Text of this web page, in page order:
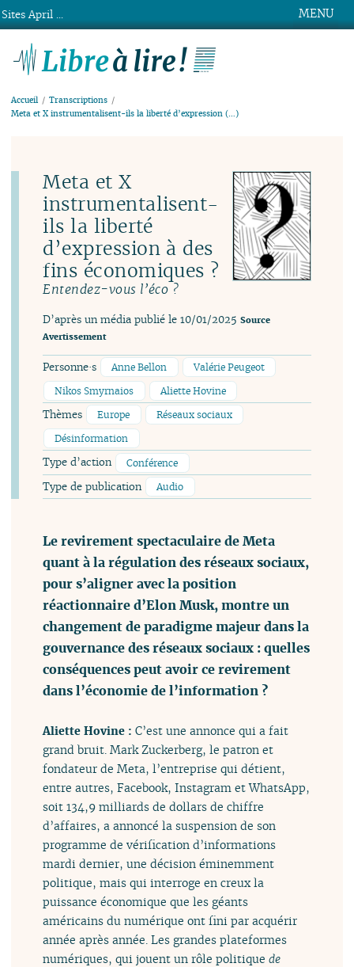
MENU
Accueil
Transcriptions
Meta et X instrumentalisent-ils la liberté d’expression (…)
Meta et X
instrumentalisent-
ils la liberté
d’expression à des
fins économiques ?
Entendez-vous l’éco ?
D’après un média publié le 10/01/2025 Source
Avertissement
Personne·s Anne Bellon
Valérie Peugeot
Nikos Smyrnaios
Aliette Hovine
Thèmes Europe
Réseaux sociaux
Désinformation
Type d’action Conférence
Type de publication Audio
Le revirement spectaculaire de Meta
quant à la régulation des réseaux sociaux,
pour s’aligner avec la position
réactionnaire d’Elon Musk, montre un
changement de paradigme majeur dans la
gouvernance des réseaux sociaux : quelles
conséquences peut avoir ce revirement
dans l’économie de l’information ?
Aliette Hovine :C’est une annonce qui a fait
grand bruit. Mark Zuckerberg, le patron et
fondateur de Meta, l’entreprise qui détient,
entre autres, Facebook, Instagram et WhatsApp,
soit 134,9 milliards de dollars de chiffre
d’affaires, a annoncé la suspension de son
programme de vérification d’informations
mardi dernier, une décision éminemment
politique, mais qui interroge en creux la
puissance économique que les géants
américains du numérique ont fini par acquérir
année après année. Les grandes plateformes
numériques, qui jouent un rôle politiquede
Sites April ...